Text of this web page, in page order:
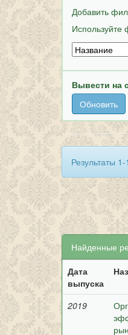
Добавить
Используйте
Вывести на
Результаты
Найденные
Дата
выпуска
2019